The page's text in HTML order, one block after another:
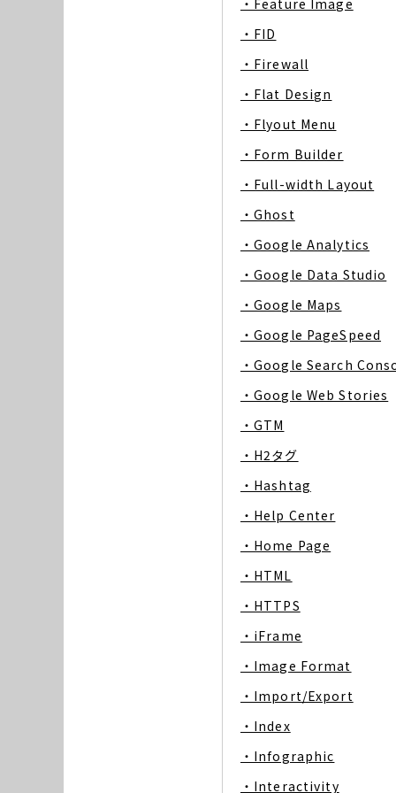
・Feature Image
・FID
・Firewall
・Flat Design
・Flyout Menu
・Form Builder
・Full-width Layout
・Ghost
・Google Analytics
・Google Data Studio
・Google Maps
・Google PageSpeed
・Google Search
・Google Web Stories
・GTM
・H2タグ
・Hashtag
・Help Center
・Home Page
・HTML
・HTTPS
・iFrame
・Image Format
・Import/Export
・Index
・Infographic
・Interactivity